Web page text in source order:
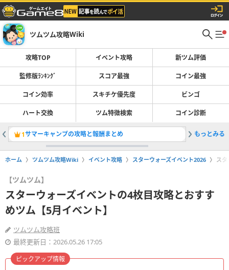
ツムツム攻略Wiki
攻略TOP イベント攻略 新ツム評価
監修版ﾗﾝｷﾝｸﾞ スコア最強 コイン最強
コイン効率 スキチケ優先度 ビンゴ
ハート交換 ツム特徴検索 コイン診断
1サマーキャンプの攻略と報酬まとめ 2ツムツ
もっとみる
ホーム ツムツム攻略Wiki イベント攻略 スターウォーズイベント2026 ス
【ツムツム】
スターウォーズイベントの4枚目攻略とおすす
めツム【5月イベント】
ツムツム攻略班
最終更新日：2026.05.26 17:05
ピックアップ情報